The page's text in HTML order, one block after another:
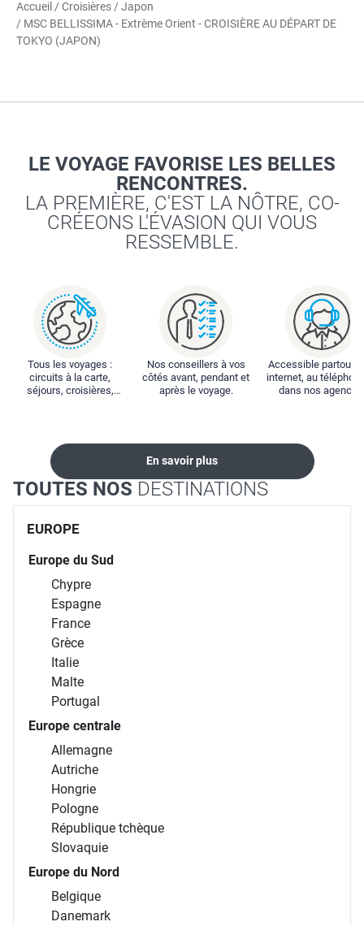
Accueil /Croisières/Japon
/ MSC BELLISSIMA - Extrème Orient - CROISIÈRE AU DÉPART DE
TOKYO (JAPON)
LE VOYAGE FAVORISE LES BELLES
RENCONTRES.
LA PREMIÈRE, C'EST LA NÔTRE, CO-
CRÉEONS L'ÉVASION QUI VOUS
RESSEMBLE.
Tous les voyages :
circuits à la carte,
séjours, croisières,
Nos conseillers à vos
côtés avant, pendant et
après le voyage.
Accessible partout :
internet, au
dans nos
En savoir plus
TOUTES NOS DESTINATIONS
EUROPE
Europe du Sud
Chypre
Espagne
France
Grèce
Italie
Malte
Portugal
Europe centrale
Allemagne
Autriche
Hongrie
Pologne
République tchèque
Slovaquie
Europe du Nord
Belgique
Danemark